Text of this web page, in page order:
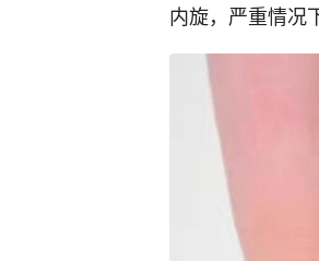
内旋，严重情况